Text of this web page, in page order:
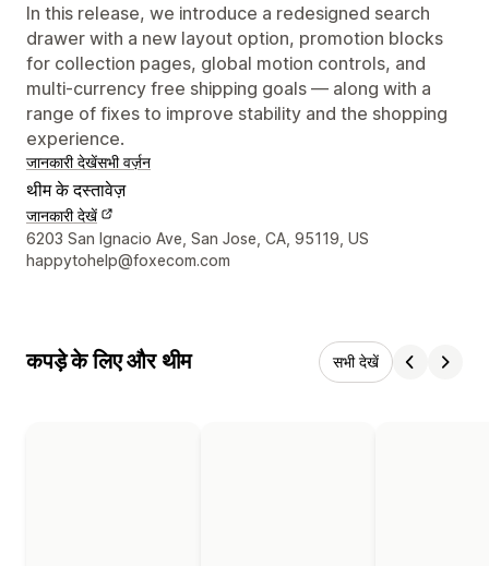
In this release, we introduce a redesigned search
drawer with a new layout option, promotion blocks
for collection pages, global motion controls, and
multi-currency free shipping goals — along with a
range of fixes to improve stability and the shopping
experience.
जानकारी देखेंसभी वर्ज़न
थीम के दस्तावेज़
जानकारी देखें
डिज़ाइनर के संपर्क की जानकारी
6203 San Ignacio Ave, San Jose, CA, 95119, US
happytohelp@foxecom.com
कपड़े के लिए और थीम सभी देखें